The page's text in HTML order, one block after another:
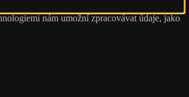
nám umožní zpracovávat údaje, jako